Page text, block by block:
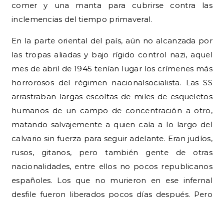
comer y una manta para cubrirse contra las
inclemencias del tiempo primaveral.
En la parte oriental del país, aún no alcanzada por
las tropas aliadas y bajo rígido control nazi, aquel
mes de abril de 1945 tenían lugar los crímenes más
horrorosos del régimen nacionalsocialista. Las SS
arrastraban largas escoltas de miles de esqueletos
humanos de un campo de concentración a otro,
matando salvajemente a quien caía a lo largo del
calvario sin fuerza para seguir adelante. Eran judíos,
rusos, gitanos, pero también gente de otras
nacionalidades, entre ellos no pocos republicanos
españoles. Los que no murieron en ese infernal
desfile fueron liberados pocos días después. Pero